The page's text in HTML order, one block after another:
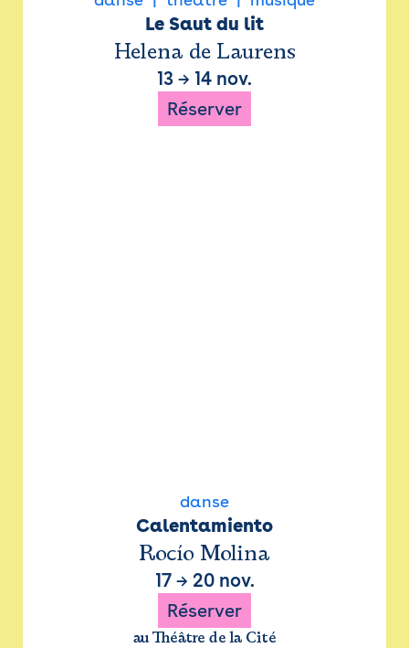
Le Saut du lit
Helena de Laurens
13 → 14 nov.
Réserver
danse
Calentamiento
Rocío Molina
17→ 20 nov.
Réserver
au Théâtre de la Cité